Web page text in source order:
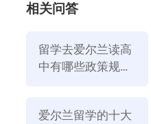
相关问答
留学去爱尔兰读高
中有哪些政策规
爱尔兰留学的十大